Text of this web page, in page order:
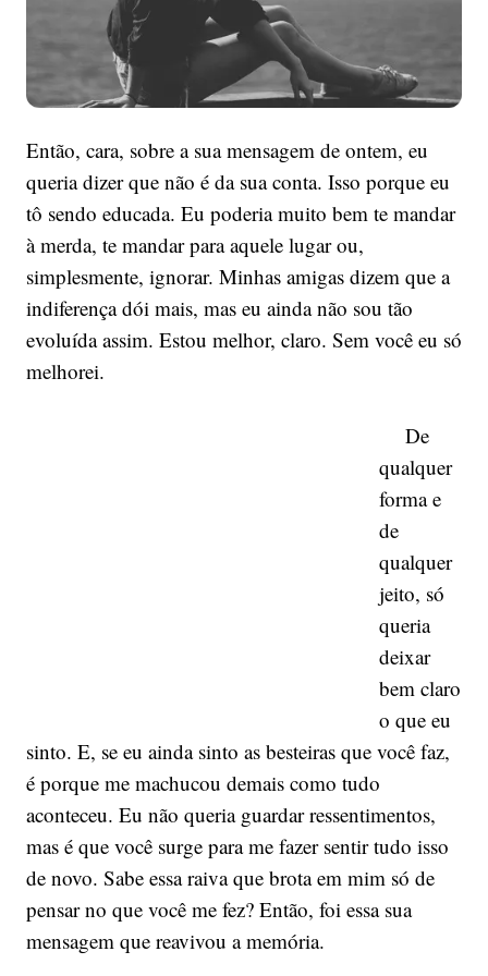
Então, cara, sobre a sua mensagem de ontem, eu
queria dizer que não é da sua conta. Isso porque eu
tô sendo educada. Eu poderia muito bem te mandar
à merda, te mandar para aquele lugar ou,
simplesmente, ignorar. Minhas amigas dizem que a
indiferença dói mais, mas eu ainda não sou tão
evoluída assim. Estou melhor, claro. Sem você eu só
melhorei.
De
qualquer
forma e
de
qualquer
jeito, só
queria
deixar
bem claro
o que eu
sinto. E, se eu ainda sinto as besteiras que você faz,
é porque me machucou demais como tudo
aconteceu. Eu não queria guardar ressentimentos,
mas é que você surge para me fazer sentir tudo isso
de novo. Sabe essa raiva que brota em mim só de
pensar no que você me fez? Então, foi essa sua
mensagem que reavivou a memória.